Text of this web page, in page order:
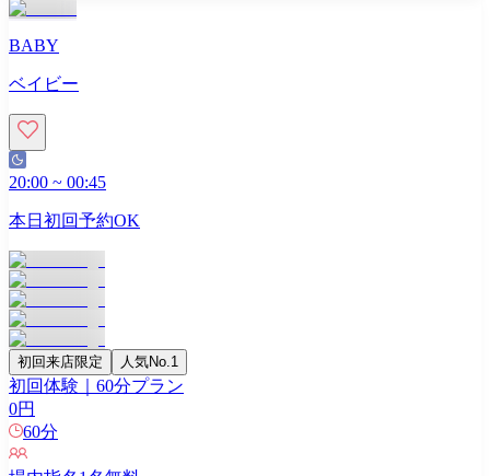
BABY
ベイビー
20:00 ~ 00:45
本日初回予約OK
初回来店限定 人気No.1
初回体験｜60分プラン
0円
60分